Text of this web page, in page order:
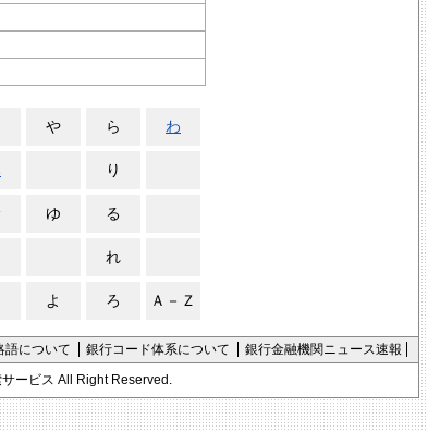
や ら わ
り
ゆ る
れ
よ ろ Ａ－Ｚ
語について 銀行コード体系について
銀行金融機関ニュース速報
ービス All Right Reserved.